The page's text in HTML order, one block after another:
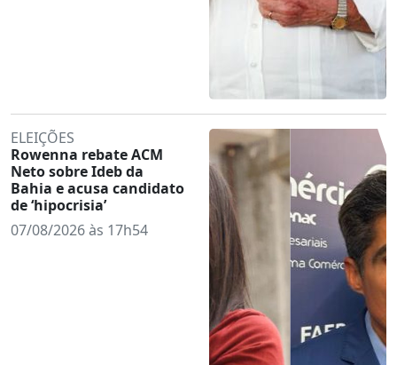
ELEIÇÕES
Rowenna rebate ACM
Neto sobre Ideb da
Bahia e acusa candidato
de ‘hipocrisia’
07/08/2026 às 17h54